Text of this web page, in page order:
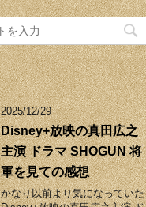
2025/12/29
Disney+放映の真田広之
主演 ドラマ SHOGUN 将
軍を見ての感想
かなり以前より気になっていた